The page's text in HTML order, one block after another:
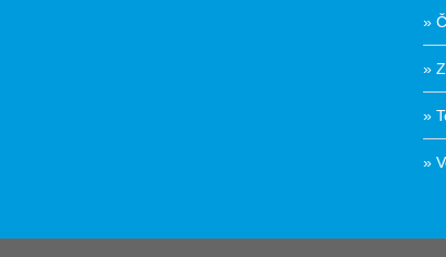
»
»
»
»